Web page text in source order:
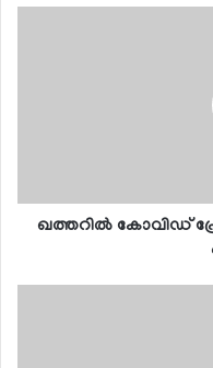
ഖത്തറില്‍ കോവിഡ്